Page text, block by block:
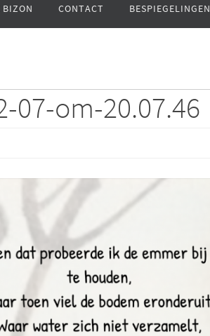
BIZON CONTACT BESPIEGELINGEN
07-om-20.07.46